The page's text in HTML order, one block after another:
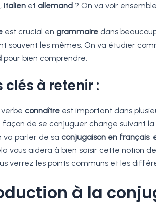
, italien et allemand ? On va voir
est crucial en grammaire dans
souvent les mêmes. On va étudier
pour bien comprendre.
clés à retenir :
verbe connaître est important dans
façon de se conjuguer change suivant
va parler de sa conjugaison en français,
vous aidera à bien saisir cette notion de
verrez les points communs et les
à la